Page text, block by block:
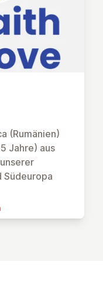
(Rumänien)
Jahre) aus